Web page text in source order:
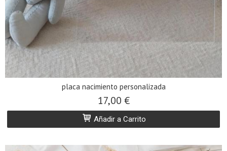
placa nacimiento personalizada
17,00 €
Añadir a Carrito